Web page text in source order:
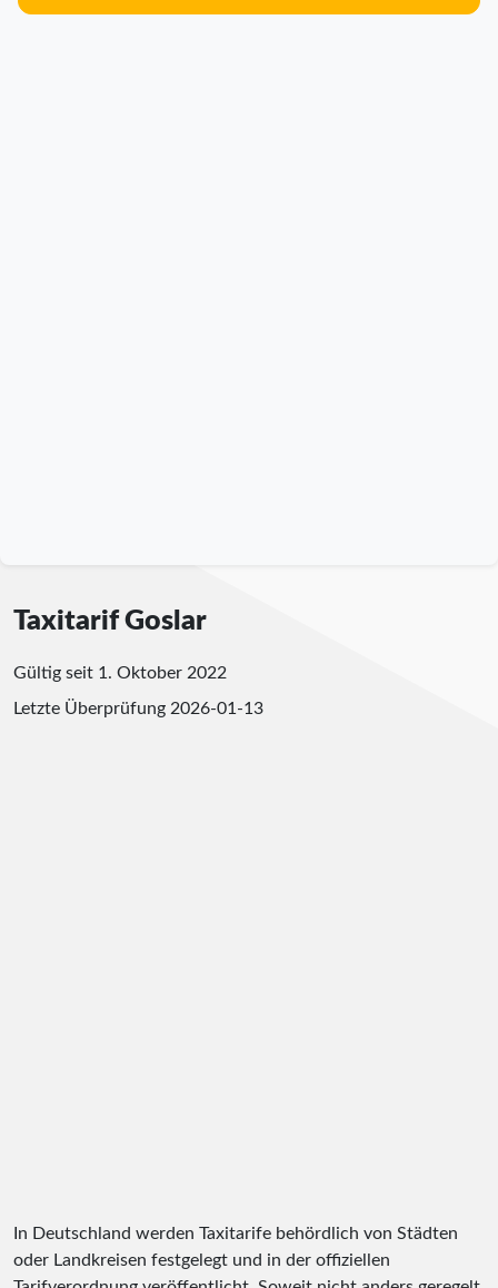
Taxitarif Goslar
Gültig seit 1. Oktober 2022
Letzte Überprüfung 2026-01-13
In Deutschland werden Taxitarife behördlich von Städten
oder Landkreisen festgelegt und in der offiziellen